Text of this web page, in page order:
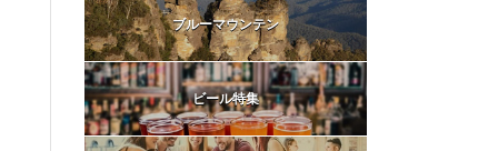
ブルーマウンテン
ビール特集